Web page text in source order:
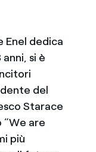
Enel dedica
si è
del
Starace
are
più